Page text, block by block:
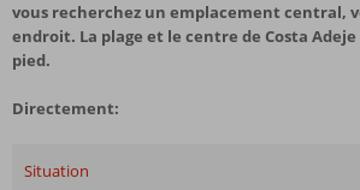
vous recherchez un emplacement central,
endroit. La plage et le centre de Costa Adeje
pied.
Directement:
Situation